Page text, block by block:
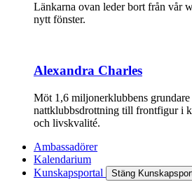
Länkarna ovan leder bort från vår
nytt fönster.
Alexandra Charles
Möt 1,6 miljonerklubbens
nattklubbsdrottning till frontfigur i
och livskvalité.
Ambassadörer
Kalendarium
Kunskapsportal
Stäng